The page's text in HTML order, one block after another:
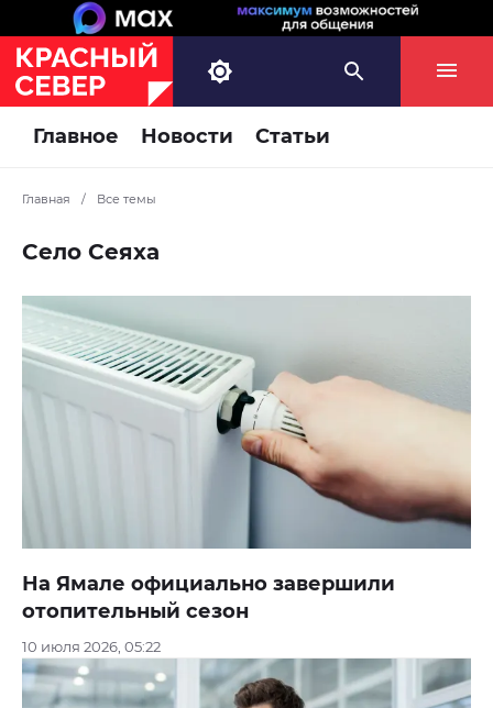
Главное Новости Статьи
Главная / Все темы
Село Сеяха
На Ямале официально завершили
отопительный сезон
10 июля 2026, 05:22